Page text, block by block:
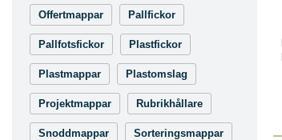
Offertmappar Pallfickor
Pallfotsfickor Plastfickor
Plastmappar Plastomslag
Projektmappar Rubrikhållare
Snoddmappar Sorteringsmappar